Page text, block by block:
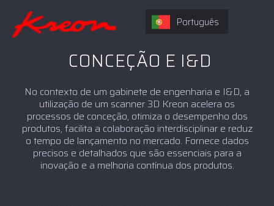
CONCEÇÃO E I&D
No contexto de um gabinete de engenharia e I&D, a
utilização de um scanner 3D Kreon acelera os
processos de conceção, otimiza o desempenho dos
produtos, facilita a colaboração interdisciplinar e reduz
o tempo de lançamento no mercado. Fornece dados
precisos e detalhados que são essenciais para a
inovação e a melhoria contínua dos produtos.
Português